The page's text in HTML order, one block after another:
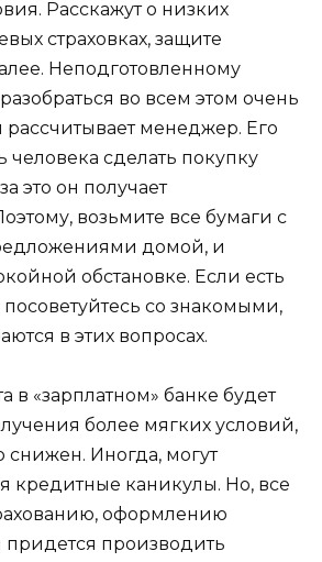
Расскажут о низких
страховках, защите
Неподготовленному
во всем этом очень
рассчитывает менеджер. Его
человека сделать покупку
это он получает
возьмите все бумаги с
домой, и
обстановке. Если есть
посоветуйтесь со знакомыми,
в этих вопросах.
в «зарплатном» банке будет
более мягких условий,
снижен. Иногда, могут
кредитные каникулы. Но, все
оформлению
придется производить